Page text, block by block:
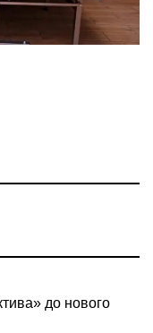
до нового